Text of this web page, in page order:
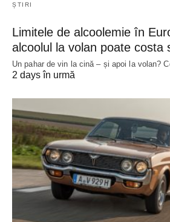
ȘTIRI
Limitele de alcoolemie în
alcoolul la volan poate costa
Un pahar de vin la cină – și apoi la volan?
2 days în urmă